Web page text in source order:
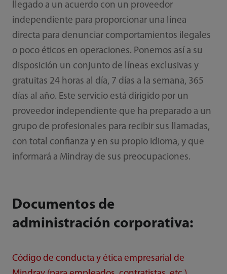
llegado a un acuerdo con un proveedor
independiente para proporcionar una línea
directa para denunciar comportamientos ilegales
o poco éticos en operaciones. Ponemos así a su
disposición un conjunto de líneas exclusivas y
gratuitas 24 horas al día, 7 días a la semana, 365
días al año. Este servicio está dirigido por un
proveedor independiente que ha preparado a un
grupo de profesionales para recibir sus llamadas,
con total confianza y en su propio idioma, y que
informará a Mindray de sus preocupaciones.
Documentos de
administración corporativa:
Código de conducta y ética empresarial de